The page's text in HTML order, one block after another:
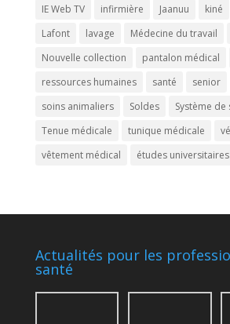
IE Web TV infirmière Jaanuu kiné
Lafont
lavage Médecine du travail
Nouvelle collection
pantalon médical
ressources humaines
santé senior
soins animaliers
Soldes Système de
Tenue médicale
tunique médicale
vêtement médical
études universitaires
Actualités pour les
santé